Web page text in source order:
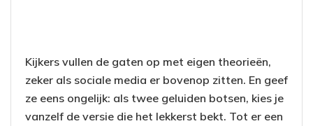
Kijkers vullen de gaten op met eigen theorieën,
zeker als sociale media er bovenop zitten. En geef
ze eens ongelijk: als twee geluiden botsen, kies je
vanzelf de versie die het lekkerst bekt. Tot er een